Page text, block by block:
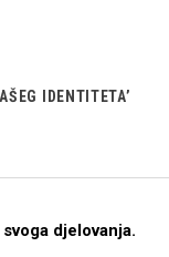
IDENTITETA’
djelovanja.